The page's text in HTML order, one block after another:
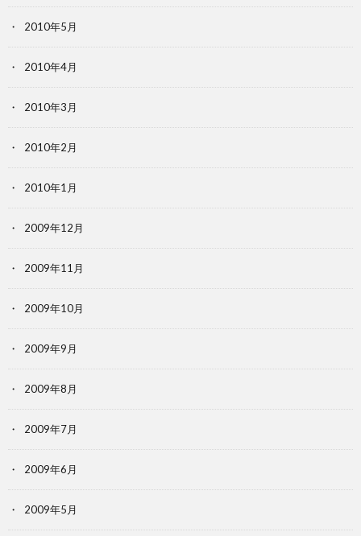
2010年5月
2010年4月
2010年3月
2010年2月
2010年1月
2009年12月
2009年11月
2009年10月
2009年9月
2009年8月
2009年7月
2009年6月
2009年5月